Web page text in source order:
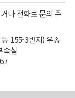
나 전화로 문의 주
155-3번지) 우송
속실